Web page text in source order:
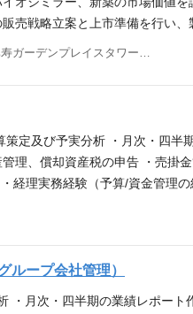
売戦略立案と上市準備を行い、
ン提案を行い、売上の最大化
びForecastの策定（ジェネリッ
品コンセプトの立案（剤形、
ングプランの策定 ・上市に向
（営業本部・流通と連携） 資
作成スキル ・プロジェクトマネ
たは製品ライフサイクルマネジ
中で、関係者を動かし成果に
定及び予実分析 ・月次・四半
理、償却資産税の申告 ・売掛
経理実務経験（予算/資金管理
テークホルダーとの協働スキ
製薬、製造業（研究開発、在庫
部統制の理解） ◎監査法人・
ＩＦＲＳの実務経験 ・SAP会
ープ会社管理）
・月次・四半期の業績レポー